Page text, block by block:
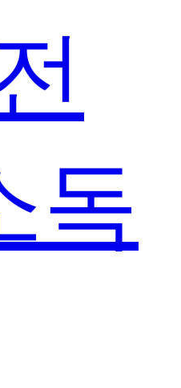
독